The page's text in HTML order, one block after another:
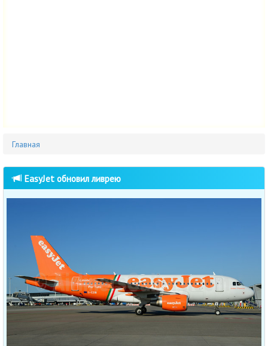
Главная
EasyJet обновил ливрею